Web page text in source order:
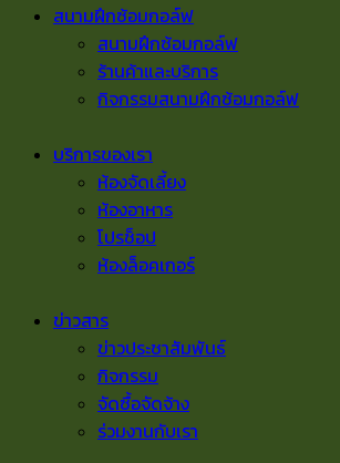
สนามฝึกซ้อมกอล์ฟ
สนามฝึกซ้อมกอล์ฟ
ร้านค้าและบริการ
กิจกรรมสนามฝึกซ้อมกอล์ฟ
บริการของเรา
ห้องจัดเลี้ยง
ห้องอาหาร
โปรช็อป
ห้องล็อคเกอร์
ข่าวสาร
ข่าวประชาสัมพันธ์
กิจกรรม
จัดซื้อจัดจ้าง
ร่วมงานกับเรา